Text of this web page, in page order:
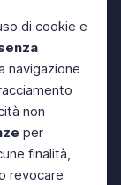
di cookie e
navigazione
non
per
finalità,
revocare